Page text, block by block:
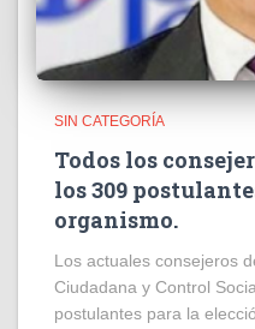
SIN CATEGORÍA
Todos los
los 309
organismo.
Los actuales consejeros
Ciudadana y Control
postulantes para la